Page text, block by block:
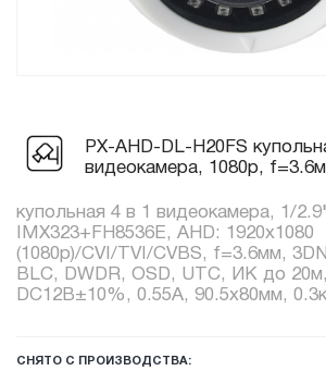
PX-AHD-DL-H20FS
видеокамера, 1080p,
купольная 4 в 1 видеокамера, 1/
IMX323+FH8536E, AHD: 1920x1080
(1080p)/CVI/TVI/CVBS, f=3.6мм,
BLC, DWDR, OSD, UTC, ИК до 20м,
DC12В±10%, 0.55А, 90.5x80мм,
СНЯТО С ПРОИЗВОДСТВА: